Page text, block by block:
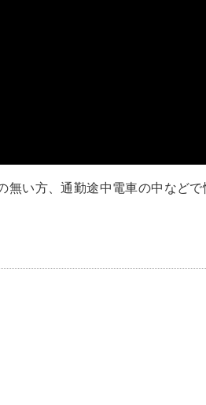
い方、通勤途中電車の中など